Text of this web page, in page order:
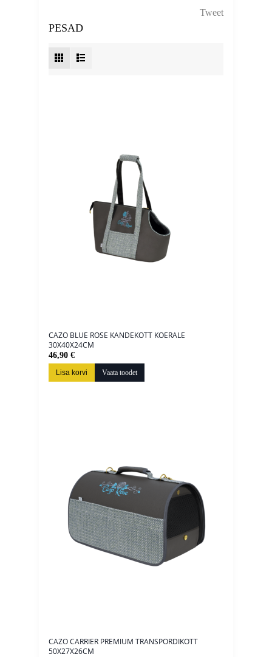
Tweet
PESAD
CAZO BLUE ROSE KANDEKOTT KOERALE
30X40X24CM
46,90 €
Lisa korvi Vaata toodet
CAZO CARRIER PREMIUM TRANSPORDIKOTT
50X27X26CM